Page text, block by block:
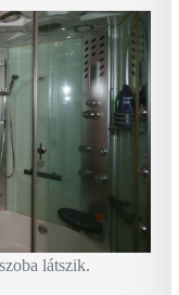
látszik.